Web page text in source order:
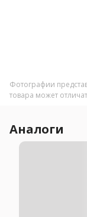
Фотографии
товара может
Аналоги